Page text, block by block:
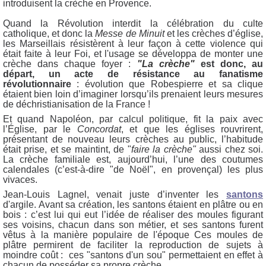
introduisent la crèche en Provence.
Quand la Révolution interdit la célébration du culte
catholique, et donc laMesse de Minuitet les crèches d’église,
les Marseillais résistèrent à leur façon à cette violence qui
était faite à leur Foi, et l'usage se développa de monter une
crèche dans chaque foyer : "La crèche"
est donc, au
départ, un acte de résistance au fanatisme
révolutionnaire : évolution que Robespierre et sa clique
étaient bien loin d’imaginer lorsqu’ils prenaient leurs mesures
de déchristianisation de la France !
Et quand Napoléon, par calcul politique, fit la paix avec
l’Église, par le Concordat, et que les églises rouvrirent,
présentant de nouveau leurs crèches au public, l’habitude
était prise, et se maintint, de "faire la crèche"aussi chez soi.
La crèche familiale est, aujourd’hui, l’une des coutumes
calendales (c’est-à-dire "de Noël", en provençal) les plus
vivaces.
Jean-Louis Lagnel, venait juste d’inventer les santons
d'argile. Avant sa création, les santons étaient en plâtre ou en
bois : c’est lui qui eut l’idée de réaliser des moules figurant
ses voisins, chacun dans son métier, et ses santons furent
vêtus à la manière populaire de l'époque Ces moules de
plâtre permirent de faciliter la reproduction de sujets à
moindre coût : ces "santons d'un sou" permettaient en effet à